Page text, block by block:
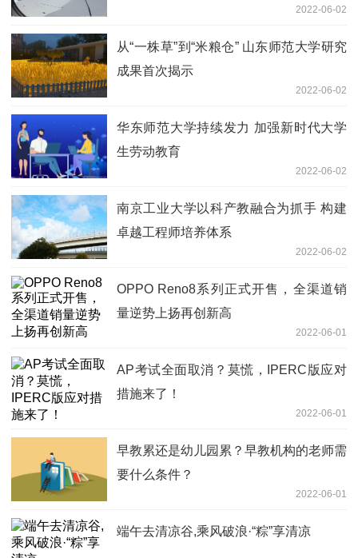
2022-06-02
从“一株草”到“米粮仓” 山东师范大学研究
成果首次揭示
2022-06-02
华东师范大学持续发力 加强新时代大学
生劳动教育
2022-06-02
南京工业大学以科产教融合为抓手 构建
卓越工程师培养体系
2022-06-02
OPPO Reno8系列正式开售，全渠道销
量逆势上扬再创新高
2022-06-01
AP考试全面取消？莫慌，IPERC版应对
措施来了！
2022-06-01
早教累还是幼儿园累？早教机构的老师需
要什么条件？
2022-06-01
端午去清凉谷,乘风破浪·“粽”享清凉